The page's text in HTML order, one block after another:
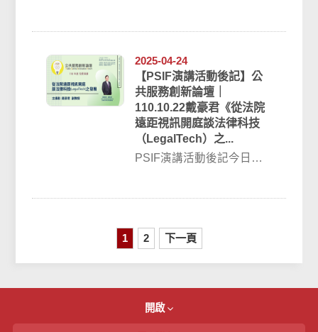
2025-04-24
【PSIF演講活動後記】公
共服務創新論壇｜
110.10.22戴豪君《從法院
遠距視訊開庭談法律科技
（LegalTech）之...
PSIF演講活動後記今日
1 2 下一頁
開啟